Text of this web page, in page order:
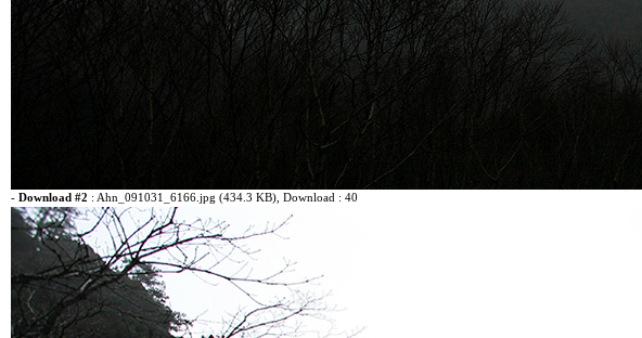
- Download #2 : Ahn_091031_6166.jpg (434.3 KB) , Download : 40